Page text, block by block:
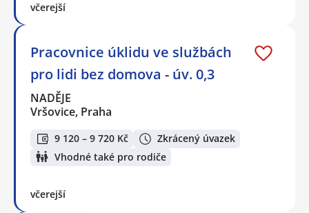
včerejší
Pracovnice úklidu ve službách
pro lidi bez domova - úv. 0,3
NADĚJE
Vršovice, Praha
9 120 – 9 720 Kč
Zkrácený úvazek
Vhodné také pro rodiče
včerejší